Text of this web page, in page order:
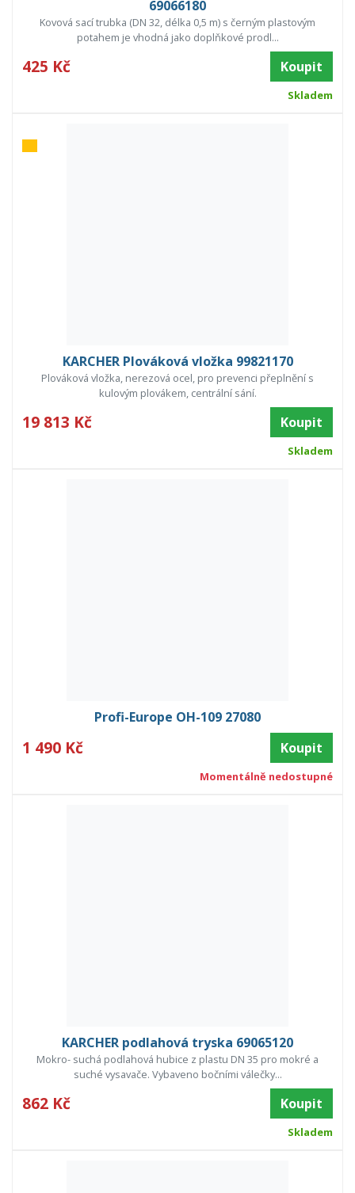
69066180
Kovová sací trubka (DN 32, délka 0,5 m) s černým plastovým
potahem je vhodná jako doplňkové prodl...
425 Kč Koupit
Skladem
KARCHER Plováková vložka 99821170
Plováková vložka, nerezová ocel, pro prevenci přeplnění s
kulovým plovákem, centrální sání.
19 813 Kč Koupit
Skladem
Profi-Europe OH-109 27080
1 490 Kč Koupit
Momentálně nedostupné
KARCHER podlahová tryska 69065120
Mokro- suchá podlahová hubice z plastu DN 35 pro mokré a
suché vysavače. Vybaveno bočními válečky...
862 Kč Koupit
Skladem